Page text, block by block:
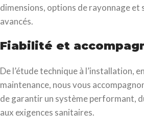
dimensions, options de rayonnage
avancés.
Fiabilité et
De l’étude technique à l’installation,
maintenance, nous vous
de garantir un système performant,
aux exigences sanitaires.